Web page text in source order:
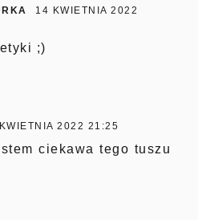
14 KWIETNIA 2022
;)
2022 21:25
ciekawa tego tuszu